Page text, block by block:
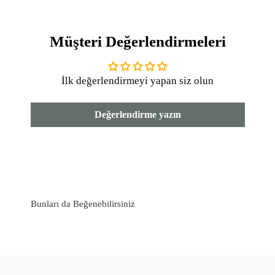
Oekotex 100 Kalite standartlarında üretilmiştir.
Yıkama Talimatları :
*30 derecede yıkayınız
Müşteri Değerlendirmeleri
İlk değerlendirmeyi yapan siz olun
Değerlendirme yazın
Bunları da Beğenebilirsiniz